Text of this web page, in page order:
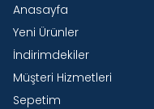
Anasayfa
Yeni Ürünler
İndirimdekiler
Müşteri Hizmetleri
Sepetim